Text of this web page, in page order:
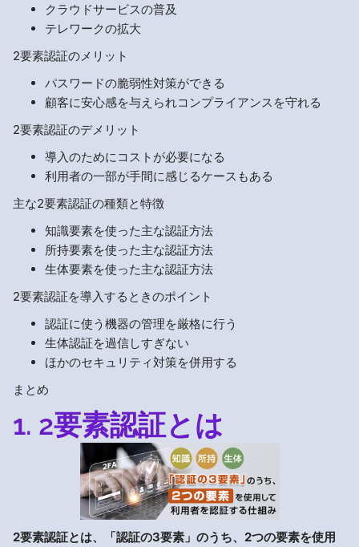
クラウドサービスの普及
テレワークの拡大
2要素認証のメリット
パスワードの脆弱性対策ができる
顧客に安心感を与えられコンプライアンスを守れる
2要素認証のデメリット
導入のためにコストが必要になる
利用者の一部が手間に感じるケースもある
主な2要素認証の種類と特徴
知識要素を使った主な認証方法
所持要素を使った主な認証方法
生体要素を使った主な認証方法
2要素認証を導入するときのポイント
認証に使う機器の管理を厳格に行う
生体認証を過信しすぎない
ほかのセキュリティ対策を併用する
まとめ
1. 2要素認証とは
2要素認証とは、「認証の3要素」のうち、2つの要素を使用